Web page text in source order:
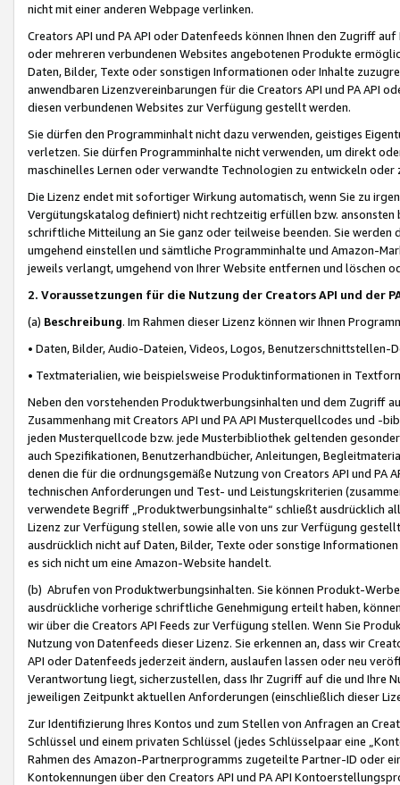
nicht mit einer anderen Webpage verlinken.
Creators API und PA API oder Datenfeeds können Ihnen den Zugriff
oder mehreren verbundenen Websites angebotenen Produkte
Daten, Bilder, Texte oder sonstigen Informationen oder Inhalte
anwendbaren Lizenzvereinbarungen für die Creators API und PA API
diesen verbundenen Websites zur Verfügung gestellt werden.
Sie dürfen den Programminhalt nicht dazu verwenden, geistiges
verletzen. Sie dürfen Programminhalte nicht verwenden, um direkt
maschinelles Lernen oder verwandte Technologien zu entwickeln
Die Lizenz endet mit sofortiger Wirkung automatisch, wenn Sie zu
Vergütungskatalog definiert) nicht rechtzeitig erfüllen bzw. ansonsten
schriftliche Mitteilung an Sie ganz oder teilweise beenden. Sie werden
umgehend einstellen und sämtliche Programminhalte und Amazon-
jeweils verlangt, umgehend von Ihrer Website entfernen und löschen
2. Voraussetzungen für die Nutzung der Creators API und der
(a) Beschreibung. Im Rahmen dieser Lizenz können wir Ihnen
• Daten, Bilder, Audio-Dateien, Videos, Logos, Benutzerschnittstellen-
• Textmaterialien, wie beispielsweise Produktinformationen in
Neben den vorstehenden Produktwerbungsinhalten und dem Zugriff
Zusammenhang mit Creators API und PA API Musterquellcodes und
jeden Musterquellcode bzw. jede Musterbibliothek geltenden
auch Spezifikationen, Benutzerhandbücher, Anleitungen,
denen die für die ordnungsgemäße Nutzung von Creators API und PA
technischen Anforderungen und Test- und Leistungskriterien
verwendete Begriff „Produktwerbungsinhalte“ schließt ausdrücklich
Lizenz zur Verfügung stellen, sowie alle von uns zur Verfügung
ausdrücklich nicht auf Daten, Bilder, Texte oder sonstige
es sich nicht um eine Amazon-Website handelt.
(b) Abrufen von Produktwerbungsinhalten. Sie können Produkt-
ausdrückliche vorherige schriftliche Genehmigung erteilt haben,
wir über die Creators API Feeds zur Verfügung stellen. Wenn Sie
Nutzung von Datenfeeds dieser Lizenz. Sie erkennen an, dass wir
API oder Datenfeeds jederzeit ändern, auslaufen lassen oder neu
Verantwortung liegt, sicherzustellen, dass Ihr Zugriff auf die und Ihre
jeweiligen Zeitpunkt aktuellen Anforderungen (einschließlich dieser
Zur Identifizierung Ihres Kontos und zum Stellen von Anfragen an
Schlüssel und einem privaten Schlüssel (jedes Schlüsselpaar eine
Rahmen des Amazon-Partnerprogramms zugeteilte Partner-ID oder
Kontokennungen über den Creators API und PA API